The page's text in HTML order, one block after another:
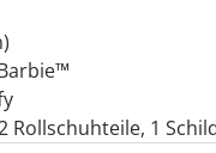
Rollschuhteile, 1